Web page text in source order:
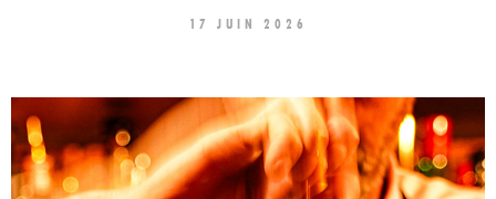
17 JUIN 2026